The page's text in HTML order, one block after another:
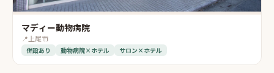
マディー動物病院
📍 上尾市
併設あり 動物病院×ホテル サロン×ホテル